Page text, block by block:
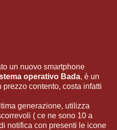
un nuovo smartphone
operativo Bada, è un
contento, costa infatti
generazione, utilizza
( ce ne sono 10 a
notifica con presenti le icone